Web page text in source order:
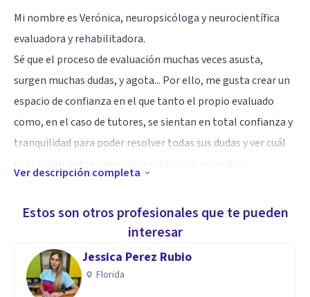
Mi nombre es Verónica, neuropsicóloga y neurocientífica
evaluadora y rehabilitadora.
Sé que el proceso de evaluación muchas veces asusta,
surgen muchas dudas, y agota... Por ello, me gusta crear un
espacio de confianza en el que tanto el propio evaluado
como, en el caso de tutores, se sientan en total confianza y
tranquilidad para poder resolver todas sus dudas y ver cuál
tal. Durante la primera entrevista se establecerán los
criterios de evaluación respecto a la demanda del usuario,
una planificación de las siguientes sesiones (tanto de
evaluación como de devolución de informe). Mientras que,
en el caso del proceso de rehabilitación, también se llevará
Ver descripción completa
Estos son otros profesionales que te pueden
interesar
Jessica Perez Rubio
Florida